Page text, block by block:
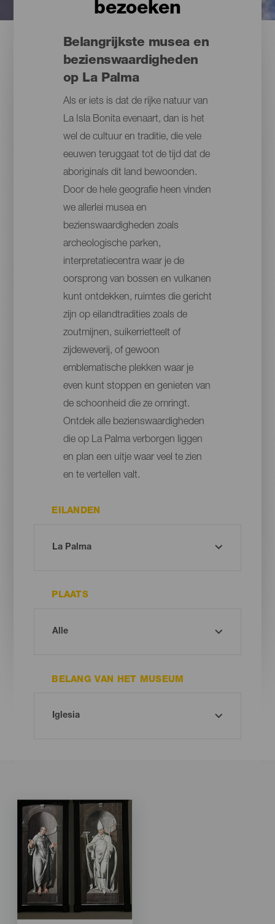
bezoeken
Belangrijkste musea en
bezienswaardigheden
op La Palma
Als er iets is dat de rijke natuur van
La Isla Bonita evenaart, dan is het
wel de cultuur en traditie, die vele
eeuwen teruggaat tot de tijd dat de
aboriginals dit land bewoonden.
Door de hele geografie heen vinden
we allerlei musea en
bezienswaardigheden zoals
archeologische parken,
interpretatiecentra waar je de
oorsprong van bossen en vulkanen
kunt ontdekken, ruimtes die gericht
zijn op eilandtradities zoals de
zoutmijnen, suikerrietteelt of
zijdeweverij, of gewoon
emblematische plekken waar je
even kunt stoppen en genieten van
de schoonheid die ze omringt.
Ontdek alle bezienswaardigheden
die op La Palma verborgen liggen
en plan een uitje waar veel te zien
en te vertellen valt.
EILANDEN
PLAATS
BELANG VAN HET MUSEUM
Imagen
Listado
Imagen